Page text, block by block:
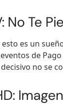
No Te
es un
de
no se